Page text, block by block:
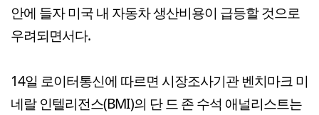
안에 들자 미국 내 자동차 생산비용이 급등할 것으로
우려되면서다.
14일 로이터통신에 따르면 시장조사기관 벤치마크 미
네랄 인텔리전스(BMI)의 단 드 존 수석 애널리스트는